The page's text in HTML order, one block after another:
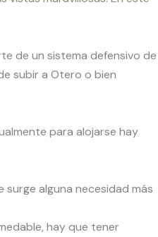
de un sistema defensivo de
subir a Otero o bien
para alojarse hay
alguna necesidad más
hay que tener